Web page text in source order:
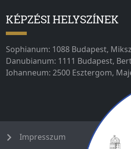
KÉPZÉSI HELYSZÍNEK
Sophianum: 1088 Budapest,
Danubianum: 1111 Budapest,
Iohanneum: 2500 Esztergom,
Impresszum